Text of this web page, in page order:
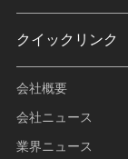
クイックリンク
会社概要
会社ニュース
業界ニュース